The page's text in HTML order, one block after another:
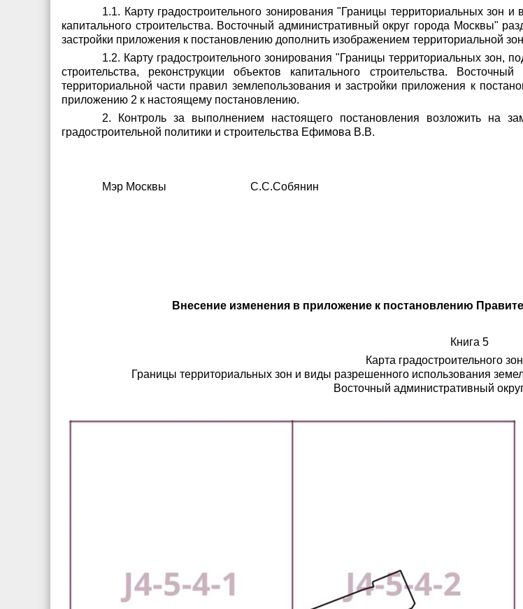
1.1. Карту градостроительного зонирования "Границы территориальных зон
капитального строительства. Восточный административный округ города Москвы"
застройки приложения к постановлению дополнить изображением территориальной
1.2. Карту градостроительного зонирования "Границы территориальных зон,
строительства, реконструкции объектов капитального строительства.
территориальной части правил землепользования и застройки приложения к
приложению 2 к настоящему постановлению.
2. Контроль за выполнением настоящего постановления возложить на
градостроительной политики и строительства Ефимова В.В.
Мэр Москвы С.С.Собянин
Внесение изменения в приложение к постановлению
Книга 5
Карта градостроительного
Границы территориальных зон и виды разрешенного использования
Восточный административный